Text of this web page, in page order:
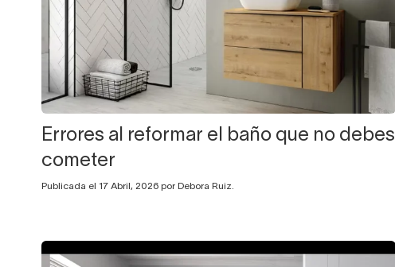
Errores al reformar el baño que no debes
cometer
Publicada el 17 Abril, 2026 por Debora Ruiz.